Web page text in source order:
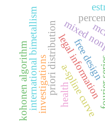
mixed
legal information
a-spline curve
free design
priori distribution
investigations health
international bimetallism
kohonen algorithm